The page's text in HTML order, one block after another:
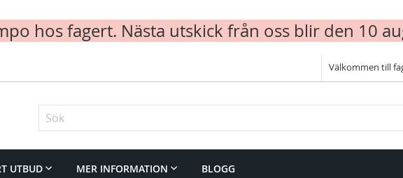
hos fagert. Nästa utskick från oss blir den 10
Välkommen till
Sök
UTBUD MER INFORMATION BLOGG